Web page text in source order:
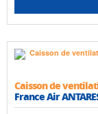
Caisson de
France Air